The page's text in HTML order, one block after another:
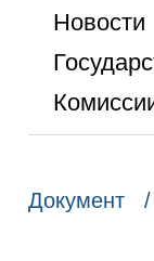
Новости
Документ /